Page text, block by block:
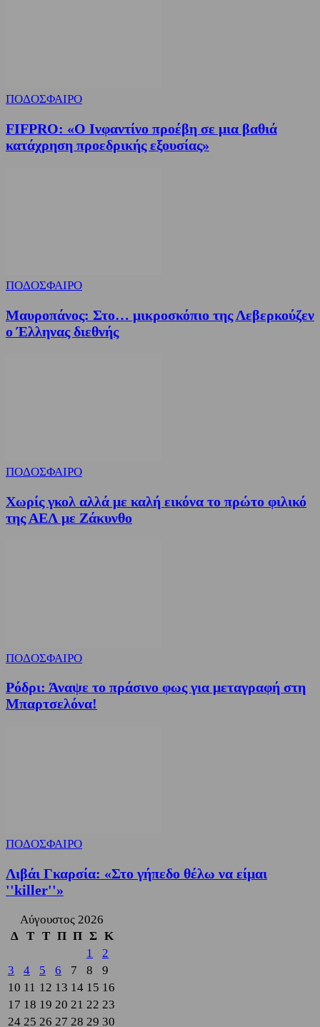
ΠΟΔΟΣΦΑΙΡΟ
FIFPRO: «Ο Ινφαντίνο προέβη σε μια βαθιά
κατάχρηση προεδρικής εξουσίας»
ΠΟΔΟΣΦΑΙΡΟ
Μαυροπάνος: Στο… μικροσκόπιο της Λεβερκούζεν
ο Έλληνας διεθνής
ΠΟΔΟΣΦΑΙΡΟ
Χωρίς γκολ αλλά με καλή εικόνα το πρώτο φιλικό
της ΑΕΛ με Ζάκυνθο
ΠΟΔΟΣΦΑΙΡΟ
Ρόδρι: Άναψε το πράσινο φως για μεταγραφή στη
Μπαρτσελόνα!
ΠΟΔΟΣΦΑΙΡΟ
Λιβάι Γκαρσία: «Στο γήπεδο θέλω να είμαι
''killer''»
Αύγουστος 2026
Δ
Τ Τ Π Π Σ Κ
1
2
3
4 5 6 7 8
9
10 11 12 13 14 15 16
17 18 19 20 21 22 23
24 25 26 27 28 29 30